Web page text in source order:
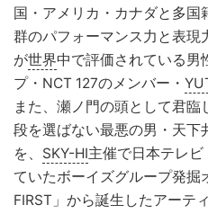
国・アメリカ・カナダと多
群のパフォーマンス力と表現
が世界中で評価されている男
プ・NCT 127のメンバー・
また、瀬ノ門の頭として君
段を選ばない最悪の男・天
を、 SKY-HI主催で日本テレ
ていたボーイズグループ発掘
FIRST」から誕生したアーテ